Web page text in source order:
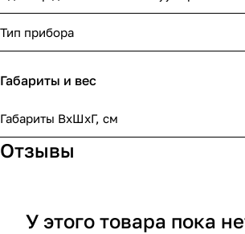
Тип прибора
Габариты и вес
Габариты ВхШхГ, cм
Отзывы
У этого товара пока